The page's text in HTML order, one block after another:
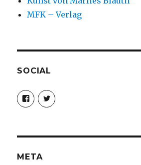
MFK – Verlag
SOCIAL
Profil
von
christoph.fleischer1
anzeigen
Profil
von
anzeigen
META